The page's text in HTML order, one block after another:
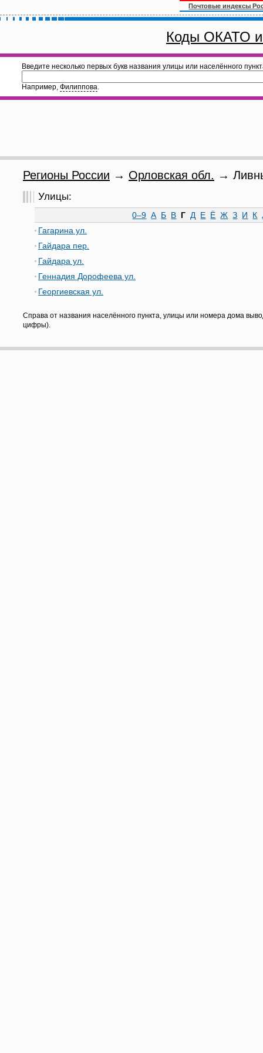
Почтовые индексы
Коды ОКАТО
Введите несколько первых букв названия улицы или населённого
Например, Филиппова.
Регионы России → Орловская обл. →
Улицы:
0–9 А Б В Г Д Е Ё Ж З И К
Гагарина ул.
Гайдара пер.
Гайдара ул.
Геннадия Дорофеева ул.
Георгиевская ул.
Справа от названия населённого пункта, улицы или номера дома
цифры).